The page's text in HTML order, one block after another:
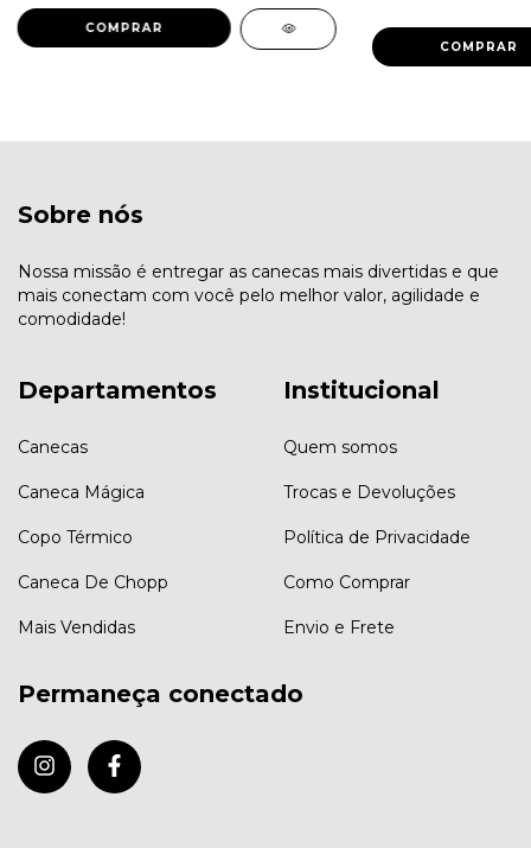
Sobre nós
Nossa missão é entregar as canecas mais divertidas e que
mais conectam com você pelo melhor valor, agilidade e
comodidade!
Departamentos
Canecas
Caneca Mágica
Copo Térmico
Caneca De Chopp
Mais Vendidas
Institucional
Quem somos
Trocas e Devoluções
Política de Privacidade
Como Comprar
Envio e Frete
Permaneça conectado